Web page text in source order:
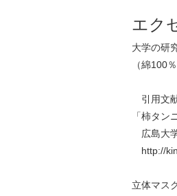
エク
大学の研
（綿100
引用文
「柿タン
広島大
http://
立体マス